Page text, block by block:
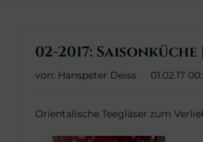
02-2017:
von: Hanspeter Deiss 01.02.17
Orientalische Teegläser zum